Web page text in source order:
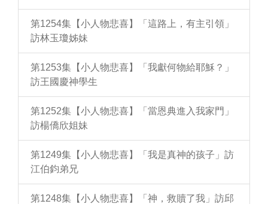
第1254集【小人物悲喜】「這路上，有主引領」
訪林玉瓊姊妹
第1253集【小人物悲喜】「我獻何物給耶穌？」
訪王國慶神學生
第1252集【小人物悲喜】「當恩典進入我家門」
訪楊僑欣姐妹
第1249集【小人物悲喜】「我是真神的孩子」訪
江伯鈞弟兄
第1248集【小人物悲喜】「神，救贖了我」訪邱